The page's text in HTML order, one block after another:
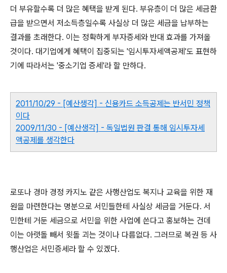
더 부유할수록 더 많은 혜택을 받게 된다. 부유층이 더 많은 세금환
급을 받으면서 저소득층일수록 사실상 더 많은 세금을 납부하는
결과를 초래한다. 이는 정확하게 부자증세와 반대 효과를 가져올
것이다. 대기업에게 혜택이 집중되는 '임시투자세액공제'도 표현하
기에 따라서는 '중소기업 증세'라 할 만하다.
2011/10/29 - [예산생각] - 신용카드 소득공제는 반서민 정책
이다
2009/11/30 - [예산생각] - 독일법원 판결 통해 임시투자세
액공제를 생각한다
로또나 경마 경정 카지노 같은 사행산업도 복지나 교육을 위한 재
원을 마련한다는 명분으로 서민들한테 사실상 세금을 거둔다. 서
민한테 거둔 세금으로 서민을 위한 사업에 쓴다고 홍보하는 건데
이는 아랫돌 빼서 윗돌 괴는 것이나 다름없다. 그러므로 복권 등 사
행산업은 서민증세라 할 수 있겠다.